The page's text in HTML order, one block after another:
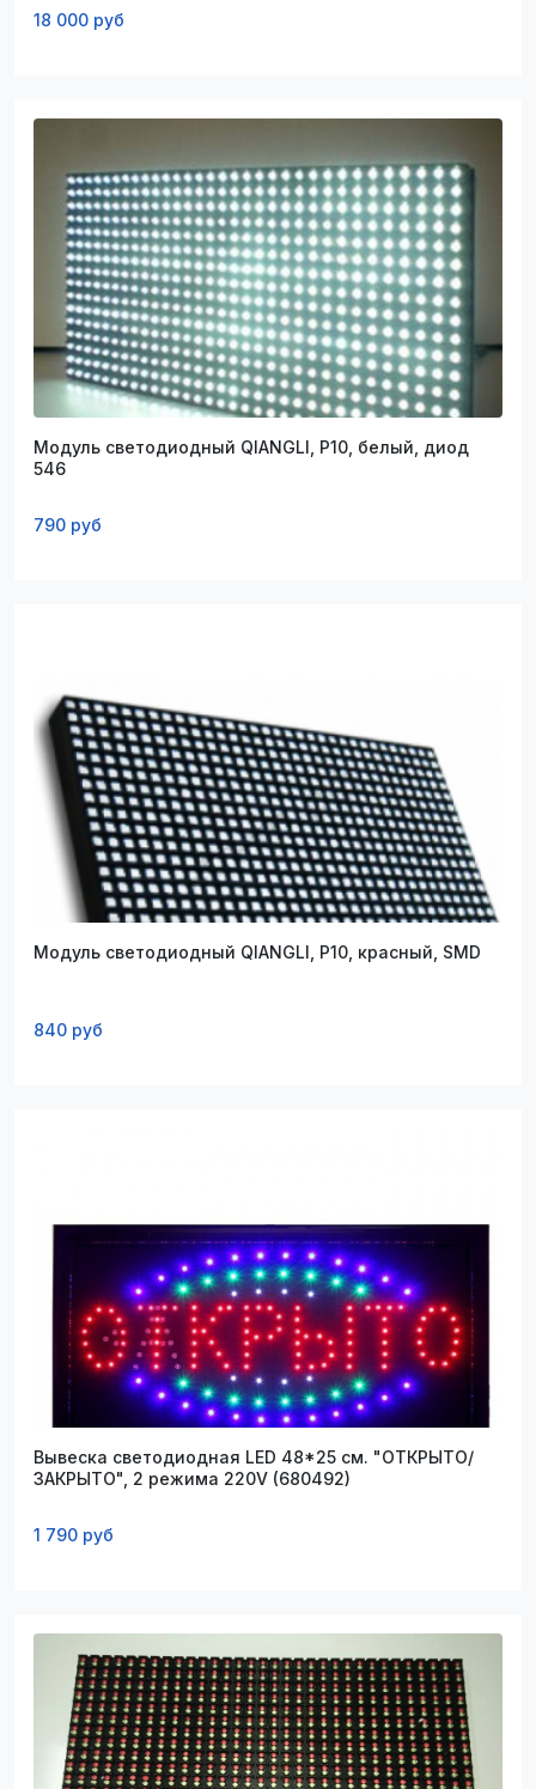
18 000 руб
Модуль светодиодный QIANGLI, P10, белый, диод
546
790 руб
Модуль светодиодный QIANGLI, P10, красный, SMD
840 руб
Вывеска светодиодная LED 48*25 см. "ОТКРЫТО/
ЗАКРЫТО", 2 режима 220V (680492)
1 790 руб